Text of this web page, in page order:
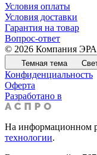
Условия оплаты
Условия доставки
Гарантия на товар
Вопрос-ответ
© 2026 Компания ЭРА
Темная тема
Конфиденциальность
Оферта
Разработано в
На информационном
технологии.